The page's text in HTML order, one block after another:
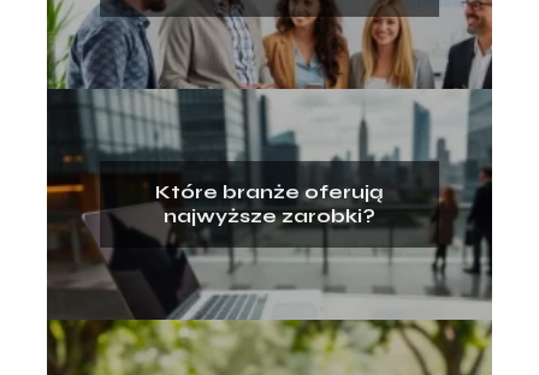
Które branże oferują
najwyższe zarobki?